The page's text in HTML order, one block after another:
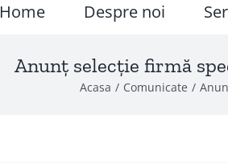
Home Despre noi
Anunț selecție firmă
Acasa Comunicate